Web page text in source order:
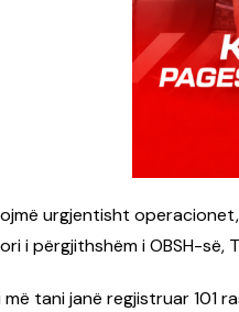
urgjentisht
i përgjithshëm i OBSH-së,
tani janë regjistruar 101